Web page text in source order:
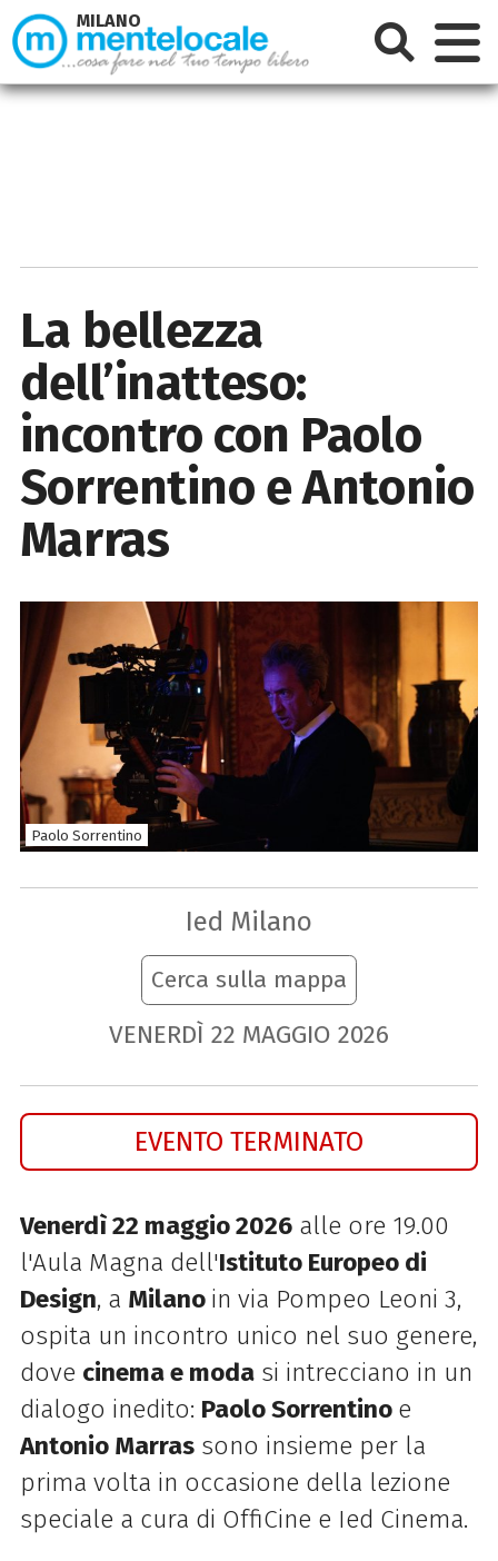
La bellezza
dell’inatteso:
incontro con Paolo
Sorrentino e Antonio
Marras
Paolo Sorrentino
Ied Milano
Cerca sulla mappa
VENERDÌ 22 MAGGIO 2026
EVENTO TERMINATO
Venerdì 22 maggio 2026alle ore 19.00
l'Aula Magna dell'Istituto Europeo di
Design, a Milano in via Pompeo Leoni 3,
ospita un incontro unico nel suo genere,
dove cinema e modasi intrecciano in un
dialogo inedito: Paolo Sorrentino e
Antonio Marrassono insieme per la
prima volta in occasione della lezione
speciale a cura di OffiCine e Ied Cinema.
MILANO